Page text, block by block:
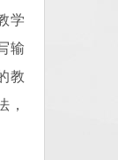
学
输
教
，